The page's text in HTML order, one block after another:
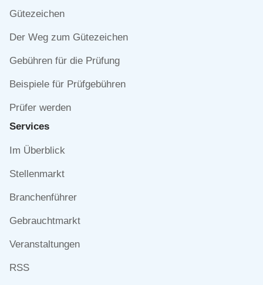
Gütezeichen
Der Weg zum Gütezeichen
Gebühren für die Prüfung
Beispiele für Prüfgebühren
Prüfer werden
Services
Navigation
Im Überblick
Stellenmarkt
Branchenführer
Gebrauchtmarkt
Veranstaltungen
RSS